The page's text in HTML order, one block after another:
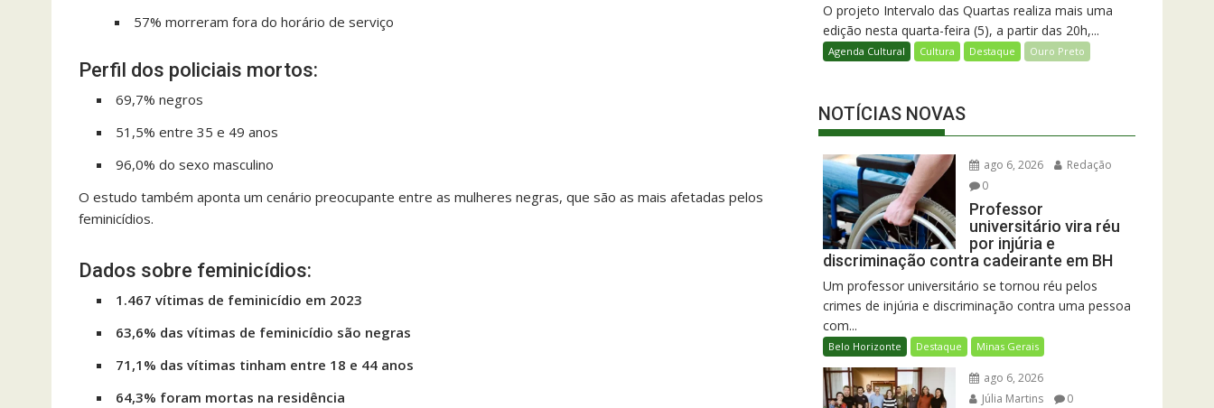
57% morreram fora do horário de serviço
Perfil dos policiais mortos:
69,7% negros
51,5% entre 35 e 49 anos
96,0% do sexo masculino
O estudo também aponta um cenário preocupante entre as mulheres negras, que são as mais afetadas pelos
feminicídios.
Dados sobre feminicídios:
1.467 vítimas de feminicídio em 2023
63,6% das vítimas de feminicídio são negras
71,1% das vítimas tinham entre 18 e 44 anos
64,3% foram mortas na residência
O projeto Intervalo das Quartas realiza mais uma
edição nesta quarta-feira (5), a partir das 20h,...
Agenda Cultural Cultura Destaque Ouro Preto
NOTÍCIAS NOVAS
ago 6, 2026
Redação
0
Professor
universitário vira réu
por injúria e
discriminação contra cadeirante em BH
Um professor universitário se tornou réu pelos
crimes de injúria e discriminação contra uma pessoa
com...
Belo Horizonte Destaque Minas Gerais
ago 6, 2026
Júlia Martins
0